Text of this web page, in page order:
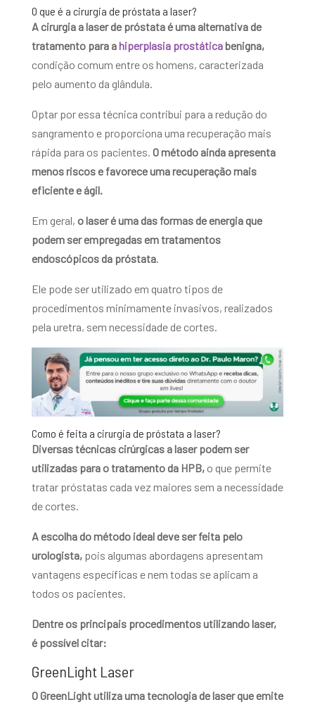
O que é a cirurgia de próstata a laser?
A cirurgia a laser de próstata é uma alternativa de
tratamento para ahiperplasia prostáticabenigna,
condição comum entre os homens, caracterizada
pelo aumento da glândula.
Optar por essa técnica contribui para a redução do
sangramento e proporciona uma recuperação mais
rápida para os pacientes. O método ainda apresenta
menos riscos e favorece uma recuperação mais
eficiente e ágil.
Em geral, o laser é uma das formas de energia que
podem ser empregadas em tratamentos
endoscópicos da próstata.
Ele pode ser utilizado em quatro tipos de
procedimentos minimamente invasivos, realizados
pela uretra, sem necessidade de cortes.
Como é feita a cirurgia de próstata a laser?
Diversas técnicas cirúrgicas a laser podem ser
utilizadas para o tratamento da HPB, o que permite
tratar próstatas cada vez maiores sem a necessidade
de cortes.
A escolha do método ideal deve ser feita pelo
urologista,pois algumas abordagens apresentam
vantagens específicas e nem todas se aplicam a
todos os pacientes.
Dentre os principais procedimentos utilizando laser,
é possível citar:
GreenLight Laser
O GreenLight utiliza uma tecnologia de laser que emite